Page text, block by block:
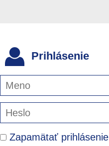
Prihlásenie
Zapamätať prihlásenie